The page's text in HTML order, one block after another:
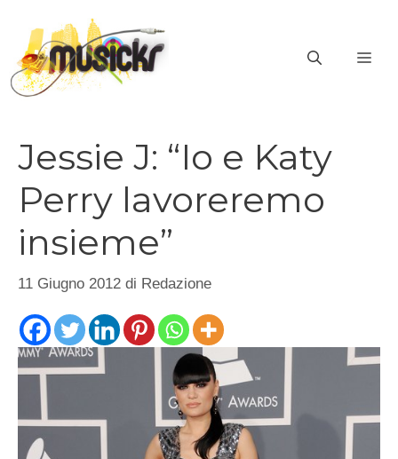
contenuto
Jessie J: “Io e Katy
Perry lavoreremo
insieme”
11 Giugno 2012 di Redazione